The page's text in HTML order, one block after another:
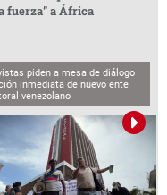
fuerza” a África
piden a mesa de diálogo
inmediata de nuevo ente
venezolano